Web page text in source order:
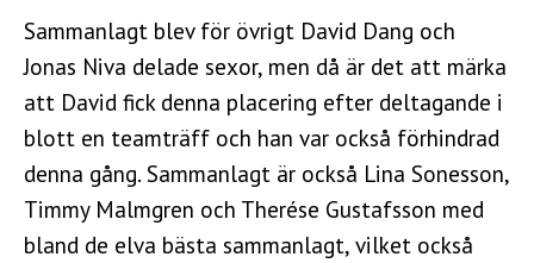
Sammanlagt blev för övrigt David Dang och
Jonas Niva delade sexor, men då är det att märka
att David fick denna placering efter deltagande i
blott en teamträff och han var också förhindrad
denna gång. Sammanlagt är också Lina Sonesson,
Timmy Malmgren och Therése Gustafsson med
bland de elva bästa sammanlagt, vilket också